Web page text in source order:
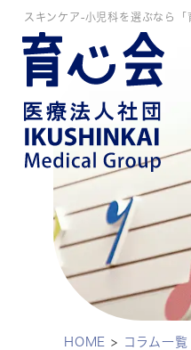
スキンケア-小児科を選ぶなら「
HOME > コラム一覧